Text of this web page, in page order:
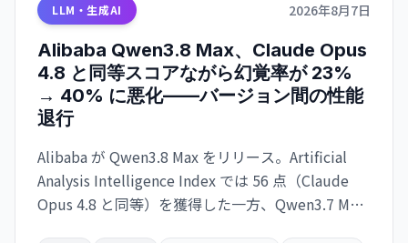
LLM・生成AI 2026年8月7日
Alibaba Qwen3.8 Max、Claude Opus
4.8 と同等スコアながら幻覚率が 23%
→ 40% に悪化——バージョン間の性能
退行
Alibaba が Qwen3.8 Max をリリース。Artificial
Analysis Intelligence Index では 56 点（Claude
Opus 4.8 と同等）を獲得した一方、Qwen3.7 Max